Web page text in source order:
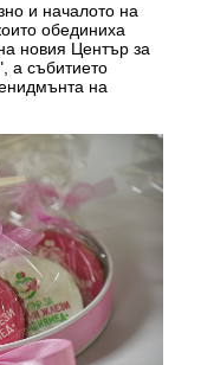
и началото на
обединиха
новия Център за
а събитието
на